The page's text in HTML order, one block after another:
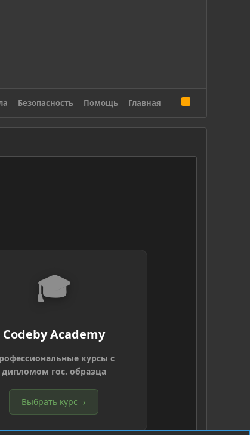
Безопасность Помощь Главная
S
🎓
Codeby Academy
курсы с
дипломом гос. образца
Выбрать курс→